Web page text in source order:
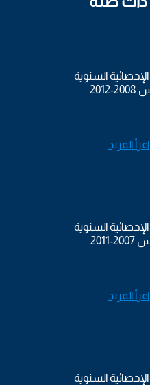
السنوية
2012
اقرأ المزيد
السنوية
2011
اقرأ المزيد
السنوية